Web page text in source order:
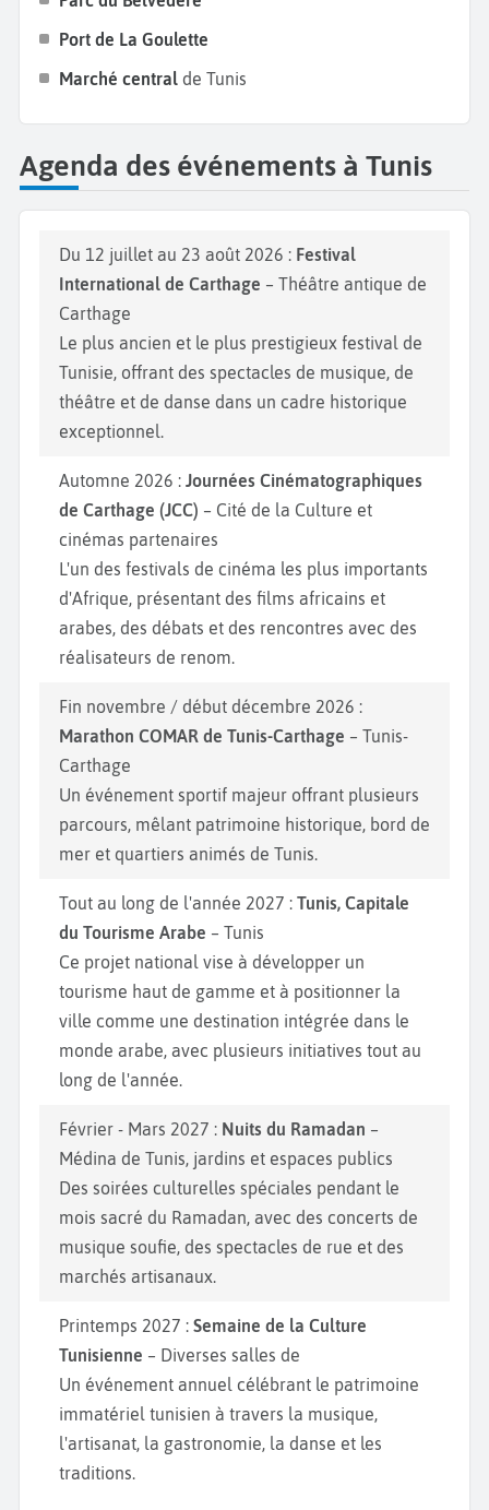
Port de La Goulette
Marché central de Tunis
Agenda des événements à Tunis
Du 12 juillet au 23 août 2026 : Festival
International de Carthage – Théâtre antique de
Carthage
Le plus ancien et le plus prestigieux festival de
Tunisie, offrant des spectacles de musique, de
théâtre et de danse dans un cadre historique
exceptionnel.
Automne 2026 : Journées Cinématographiques
de Carthage (JCC) – Cité de la Culture et
cinémas partenaires
L'un des festivals de cinéma les plus importants
d'Afrique, présentant des films africains et
arabes, des débats et des rencontres avec des
réalisateurs de renom.
Fin novembre / début décembre 2026 :
Marathon COMAR de Tunis-Carthage – Tunis-
Carthage
Un événement sportif majeur offrant plusieurs
parcours, mêlant patrimoine historique, bord de
mer et quartiers animés de Tunis.
Tout au long de l'année 2027 : Tunis, Capitale
du Tourisme Arabe – Tunis
Ce projet national vise à développer un
tourisme haut de gamme et à positionner la
ville comme une destination intégrée dans le
monde arabe, avec plusieurs initiatives tout au
long de l'année.
Février - Mars 2027 : Nuits du Ramadan –
Médina de Tunis, jardins et espaces publics
Des soirées culturelles spéciales pendant le
mois sacré du Ramadan, avec des concerts de
musique soufie, des spectacles de rue et des
marchés artisanaux.
Printemps 2027 : Semaine de la Culture
Tunisienne – Diverses salles de
Un événement annuel célébrant le patrimoine
immatériel tunisien à travers la musique,
l'artisanat, la gastronomie, la danse et les
traditions.